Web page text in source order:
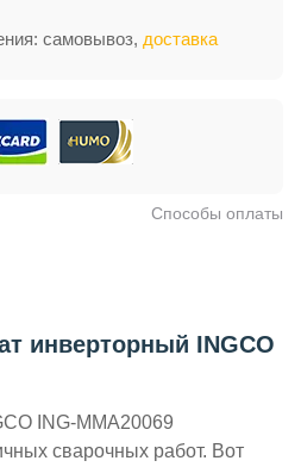
самовывоз, доставка
Способы оплаты
инверторный INGCO
ING-MMA20069
сварочных работ. Вот